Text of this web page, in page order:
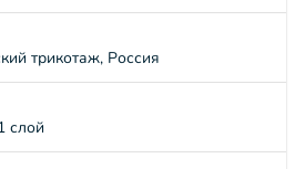
трикотаж, Россия
слой